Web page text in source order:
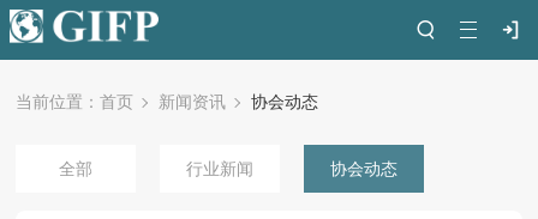
当前位置：首页 新闻资讯 协会动态
全部 行业新闻 协会动态